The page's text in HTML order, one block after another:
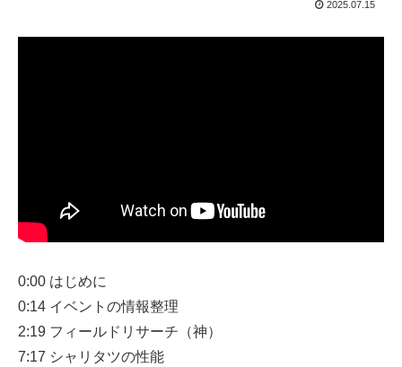
2025.07.15
0:00 はじめに
0:14 イベントの情報整理
2:19 フィールドリサーチ（神）
7:17 シャリタツの性能